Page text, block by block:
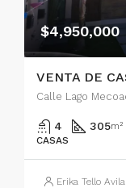
$4,950,000
4 305m²
CASAS
Erika Tello Avila